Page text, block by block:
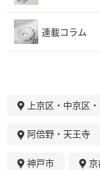
連載コラム
上京区・中京区
阿倍野・天王寺
神戸市